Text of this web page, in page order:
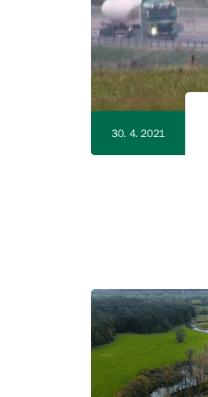
30. 4. 2021